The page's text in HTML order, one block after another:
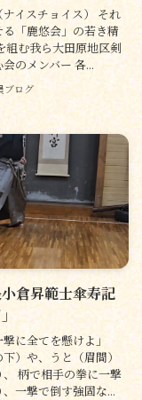
イスチョイス） それ
「鹿悠会」の若き精
組む我ら大田原地区剣
のメンバー 各...
ブログ
小倉昇範士傘寿記
に全てを懸けよ」
）や、うと（眉間）
柄で相手の拳に一撃
一撃で倒す強固な...